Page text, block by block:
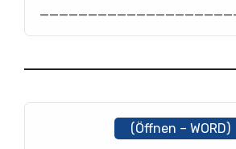
(Öffnen – WORD)